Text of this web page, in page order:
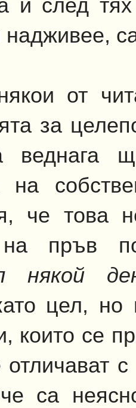
и след
надживее,
от
за
веднага
на
че това
на пръв
някой
цел, но
които се
отличават
са